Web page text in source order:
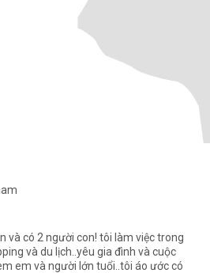
và du lịch..yêu gia đình và cuộc
em và người lớn tuổi..tôi áo ước có